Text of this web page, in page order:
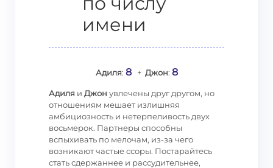
имени
Адиля: 8+ Джон: 8
Адиля и Джон увлечены друг другом, но
отношениям мешает излишняя
амбициозность и нетерпеливость двух
восьмерок. Партнеры способны
вспыхивать по мелочам, из-за чего
возникают частые ссоры. Постарайтесь
стать сдержаннее и рассудительнее,